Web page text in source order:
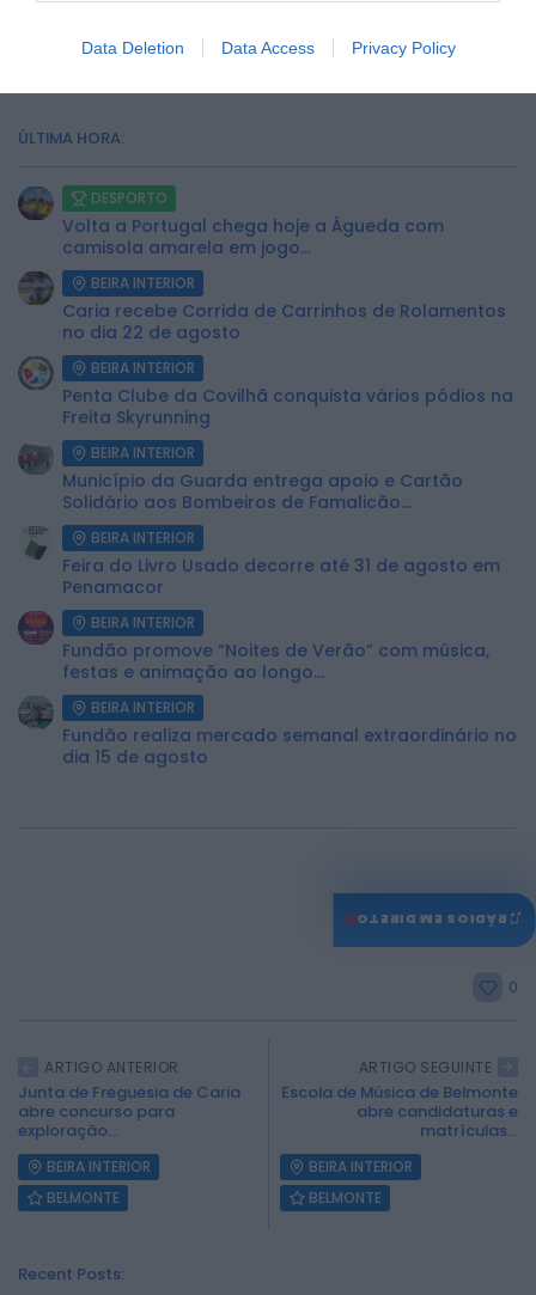
Data Deletion Data Access Privacy Policy
ÚLTIMA HORA:
DESPORTO
Volta a Portugal chega hoje a Águeda com
camisola amarela em jogo...
BEIRA INTERIOR
Caria recebe Corrida de Carrinhos de Rolamentos
no dia 22 de agosto
BEIRA INTERIOR
Penta Clube da Covilhã conquista vários pódios na
Freita Skyrunning
BEIRA INTERIOR
Município da Guarda entrega apoio e Cartão
Solidário aos Bombeiros de Famalicão...
BEIRA INTERIOR
Feira do Livro Usado decorre até 31 de agosto em
Penamacor
BEIRA INTERIOR
Fundão promove “Noites de Verão” com música,
festas e animação ao longo...
BEIRA INTERIOR
Fundão realiza mercado semanal extraordinário no
dia 15 de agosto
0
ARTIGO ANTERIOR
Junta de Freguesia de Caria
abre concurso para
exploração...
BEIRA INTERIOR
BELMONTE
ARTIGO SEGUINTE
Escola de Música de Belmonte
abre candidaturas e
matrículas...
BEIRA INTERIOR
BELMONTE
Recent Posts:
♫
RÁDIOS EM DIRETO